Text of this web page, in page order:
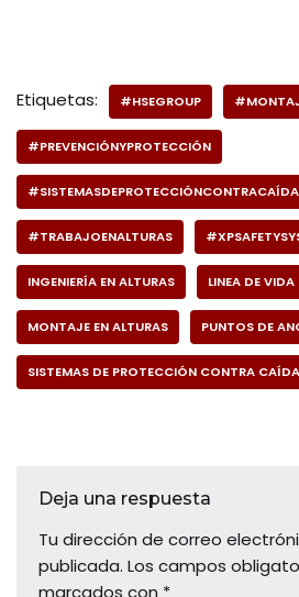
Etiquetas: #HSEGROUP
#PREVENCIÓNYPROTECCIÓN
#TRABAJOENALTURAS
INGENIERÍA EN ALTURAS LINEA DE VIDA
MONTAJE EN ALTURAS PUNTOS DE
SISTEMAS DE PROTECCIÓN CONTRA
Deja una respuesta
Tu dirección de correo
publicada. Los campos
marcados con *